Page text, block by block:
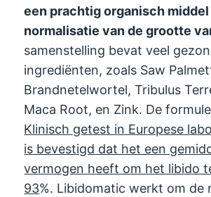
een prachtig organisch
normalisatie van de grootte
samenstelling bevat veel
ingrediënten, zoals Saw
Brandnetelwortel, Tribulus
Maca Root, en Zink. De
Klinisch getest in Europese
is bevestigd dat het een
vermogen heeft om het libido
93%. Libidomatic werkt om de